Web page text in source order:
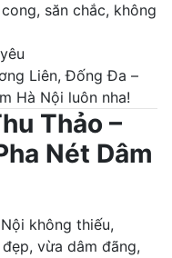
săn chắc, không
Liên, Đống Đa –
Hà Nội luôn nha!
Thảo –
Nét Dâm
không thiếu,
vừa dâm đãng,